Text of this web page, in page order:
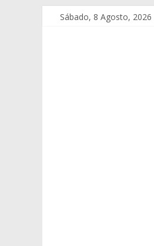
Sábado, 8 Agosto, 2026